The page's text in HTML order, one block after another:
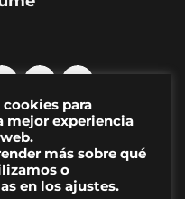
artes visuales y cultura
| Aviso Legal|Contacto
para
mejor experiencia
más sobre qué
o
en los ajustes.